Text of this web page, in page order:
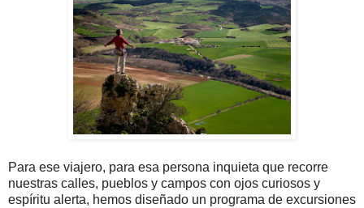
Para ese viajero, para esa persona inquieta que recorre
nuestras calles, pueblos y campos con ojos curiosos y
espíritu alerta, hemos diseñado un programa de excursiones